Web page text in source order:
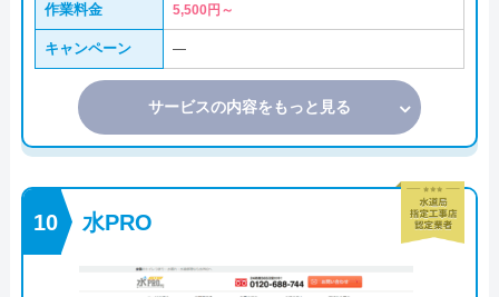
作業料金 5,500円～
キャンペーン ―
サービスの内容をもっと見る
水PRO